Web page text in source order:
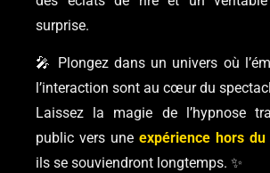
surprise.
🎤 Plongez dans un univers où
l’interaction sont au cœur du
Laissez la magie de l’hypnose
public vers une expérience hors du
ils se souviendront longtemps. ✨